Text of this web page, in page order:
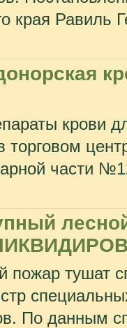
края Равиль
крови
торговом
части
пожар тушат
По данным